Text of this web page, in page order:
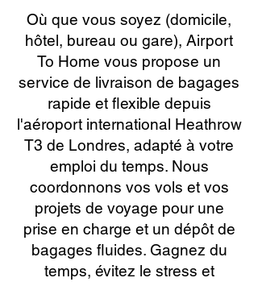
Où que vous soyez (domicile,
hôtel, bureau ou gare), Airport
To Home vous propose un
service de livraison de bagages
rapide et flexible depuis
l'aéroport international Heathrow
T3 de Londres, adapté à votre
emploi du temps. Nous
coordonnons vos vols et vos
projets de voyage pour une
prise en charge et un dépôt de
bagages fluides. Gagnez du
temps, évitez le stress et